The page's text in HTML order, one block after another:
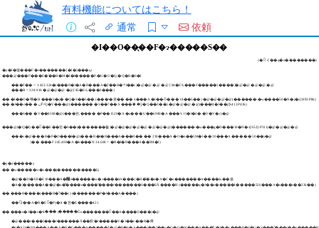
有料機能についてはこちら！
通常
依頼